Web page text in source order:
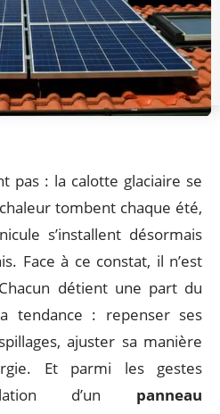
pas : la calotte glaciaire se
tombent chaque été,
s’installent désormais
Face à ce constat, il n’est
détient une part du
tendance : repenser ses
ajuster sa manière
Et parmi les gestes
d’un panneau